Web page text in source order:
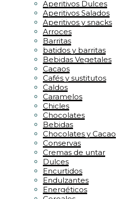
Aperitivos Dulces
Aperitivos Salados
Aperitivos y snacks
Arroces
Barritas
batidos y barritas
Bebidas Vegetales
Cacaos
Cafés y sustitutos
Caldos
Caramelos
Chicles
Chocolates
Bebidas
Chocolates y Cacao
Conservas
Cremas de untar
Dulces
Encurtidos
Endulzantes
Energéticos